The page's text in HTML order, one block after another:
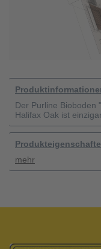
Der Purline Bioboden
Halifax Oak ist
mehr